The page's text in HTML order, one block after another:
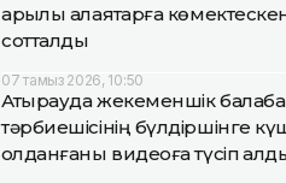
арқылы алаяқтарға көмектескен
сотталды
07 тамыз 2026, 10:50
Атырауда жекеменшік
тәрбиешісінің бүлдіршінге
қолданғаны видеоға түсіп